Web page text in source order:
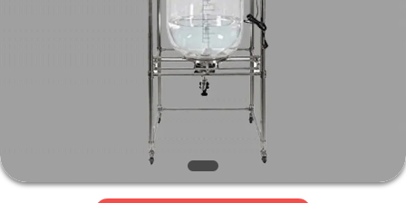
ΕΡΓΟΣΤΆΣΙΟ
ΠΕΡΙΉΓΗΣΗ
ΈΛΕΓΧΟΣ